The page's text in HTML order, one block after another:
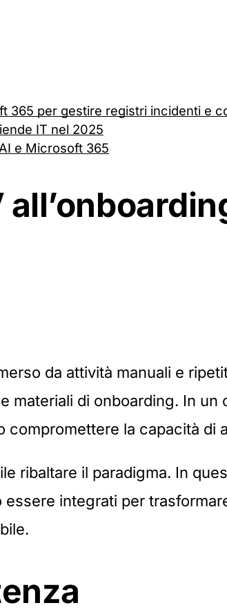
365 per gestire registri incidenti e
IT nel 2025
e Microsoft 365
da attività manuali e
materiali di onboarding. In
la capacità di
ribaltare il paradigma. In
essere integrati per